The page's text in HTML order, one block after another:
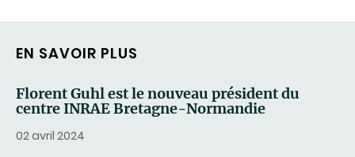
EN SAVOIR PLUS
Florent Guhl est le nouveau président du
centre INRAE Bretagne-Normandie
02 avril 2024